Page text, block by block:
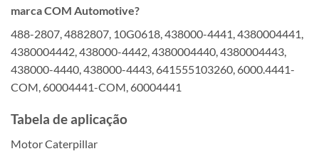
marca COM Automotive?
488-2807, 4882807, 10G0618, 438000-4441, 4380004441,
4380004442, 438000-4442, 4380004440, 4380004443,
438000-4440, 438000-4443, 641555103260, 6000.4441-
COM, 60004441-COM, 60004441
Tabela de aplicação
Motor Caterpillar